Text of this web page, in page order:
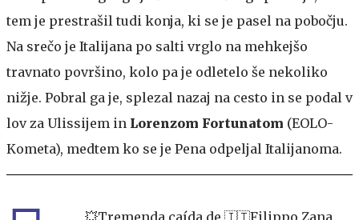
tem je prestrašil tudi konja, ki se je pasel na pobočju.
Na srečo je Italijana po salti vrglo na mehkejšo
travnato površino, kolo pa je odletelo še nekoliko
nižje. Pobral ga je, splezal nazaj na cesto in se podal v
lov za Ulissijem in Lorenzom Fortunatom (EOLO-
Kometa), medtem ko se je Pena odpeljal Italijanoma.
💥Tremenda caída de 🇮🇹Filippo Zana